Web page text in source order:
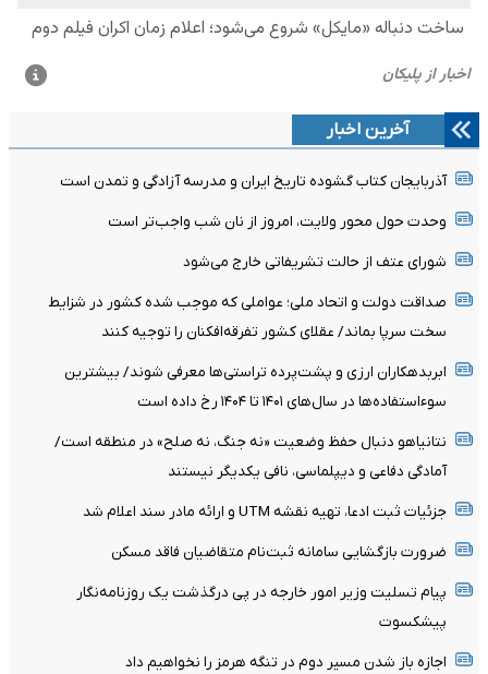
آخرین اخبار
آذربایجان کتاب گشوده تاریخ ایران و مدرسه آزادگی و تمدن است
وحدت حول محور ولایت، امروز از نان شب واجب‌تر است
شورای عتف از حالت تشریفاتی خارج می‌شود
صداقت دولت و اتحاد ملی؛ عواملی که موجب شده کشور در شزایط
سخت سرپا بماند/ عقلای کشور تفرقه‌افکنان را توجیه کنند
ابربدهکاران ارزی و پشت‌پرده تراستی‌ها معرفی شوند/ بیشترین
سوءاستفاده‌ها در سال‌های ۱۴۰۱ تا ۱۴۰۴ رخ داده است
نتانیاهو دنبال حفظ وضعیت «نه جنگ، نه صلح» در منطقه است/
آمادگی دفاعی و دیپلماسی، نافی یکدیگر نیستند
جزئیات ثبت ادعا، تهیه نقشه UTM و ارائه مادر سند اعلام شد
ضرورت بازگشایی سامانه ثبت‌نام متقاضیان فاقد مسکن
پیام تسلیت وزیر امور خارجه در پی درگذشت یک روزنامه‌نگار
پیشکسوت
اجازه باز شدن مسیر دوم در تنگه هرمز را نخواهیم داد